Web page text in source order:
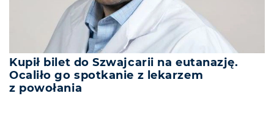
Kupił bilet do Szwajcarii na eutanazję.
Ocaliło go spotkanie z lekarzem
z powołania